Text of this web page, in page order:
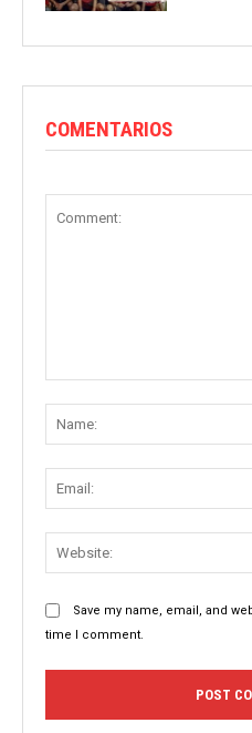
COMENTARIOS
Save my name, email, and
time I comment.